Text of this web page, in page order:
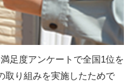
足度アンケートで全国1位を
取り組みを実施したためで